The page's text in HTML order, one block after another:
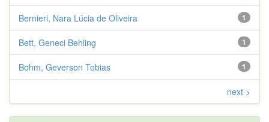
1
Bernieri, Nara Lúcia de Oliveira
1
Bett, Geneci Behling
1
Bohm, Geverson Tobias
next >